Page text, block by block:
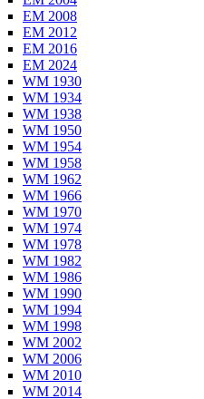
EM 2008
EM 2012
EM 2016
EM 2024
WM 1930
WM 1934
WM 1938
WM 1950
WM 1954
WM 1958
WM 1962
WM 1966
WM 1970
WM 1974
WM 1978
WM 1982
WM 1986
WM 1990
WM 1994
WM 1998
WM 2002
WM 2006
WM 2010
WM 2014